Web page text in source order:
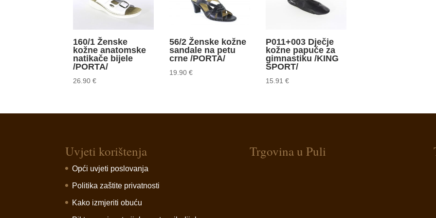
160/1 Ženske
kožne anatomske
natikače bijele
/PORTA/
26.90€
56/2 Ženske kožne
sandale na petu
crne /PORTA/
19.90€
P011+003 Dječje
kožne papuče za
gimnastiku /KING
SPORT/
15.91€
Uvjeti korištenja
Opći uvjeti poslovanja
Politika zaštite privatnosti
Kako izmjeriti obuću
Trgovina u Puli